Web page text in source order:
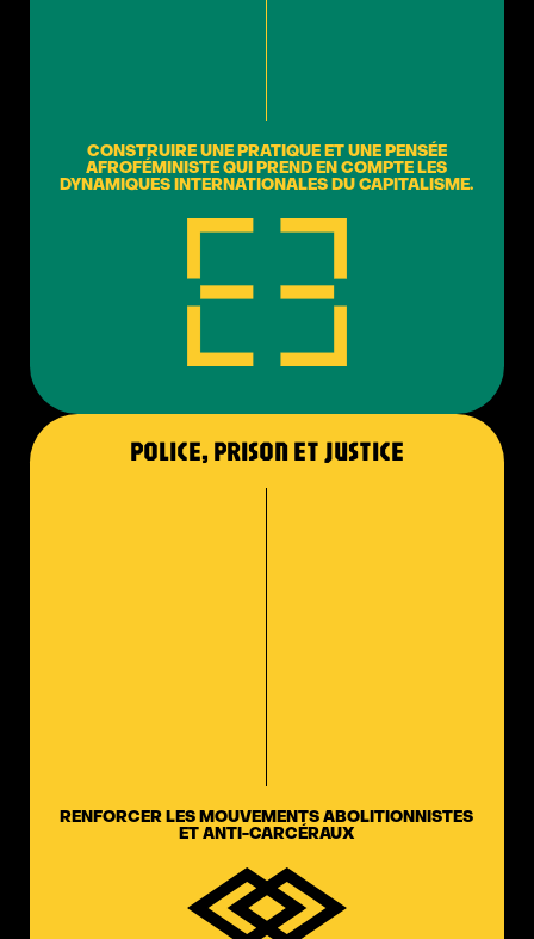
CONSTRUIRE UNE PRATIQUE ET UNE PENSÉE
AFROFÉMINISTE QUI PREND EN COMPTE LES
DYNAMIQUES INTERNATIONALES DU CAPITALISME.
POLICE, PRISON ET JUSTICE
RENFORCER LES MOUVEMENTS ABOLITIONNISTES
ET ANTI-CARCÉRAUX